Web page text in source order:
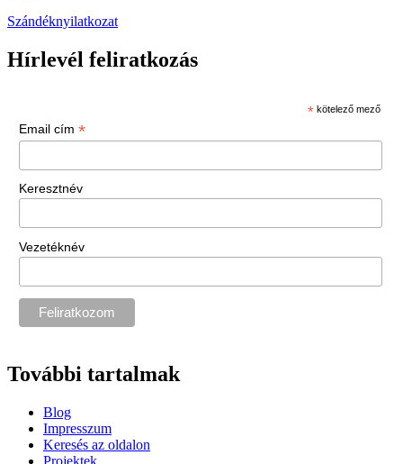
Szándéknyilatkozat
Hírlevél feliratkozás
* kötelező mező
Email cím *
Keresztnév
Vezetéknév
További tartalmak
Blog
Impresszum
Keresés az oldalon